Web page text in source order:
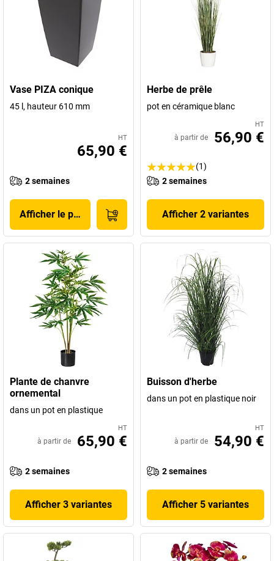
Vase PIZA conique
45 l, hauteur 610 mm
HT
65,90 €
2 semaines
Afficher le produit
Herbe de prêle
pot en céramique blanc
HT
à partir de 56,90 €
(1)
2 semaines
Afficher 2 variantes
Plante de chanvre
ornemental
dans un pot en plastique
HT
à partir de 65,90 €
2 semaines
Afficher 3 variantes
Buisson d'herbe
dans un pot en plastique noir
HT
à partir de 54,90 €
2 semaines
Afficher 5 variantes